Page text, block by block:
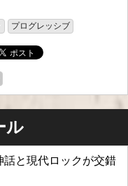
プログレッシブ
ル
と現代ロックが交錯